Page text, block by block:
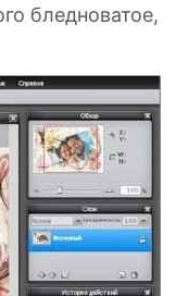
бледноватое,